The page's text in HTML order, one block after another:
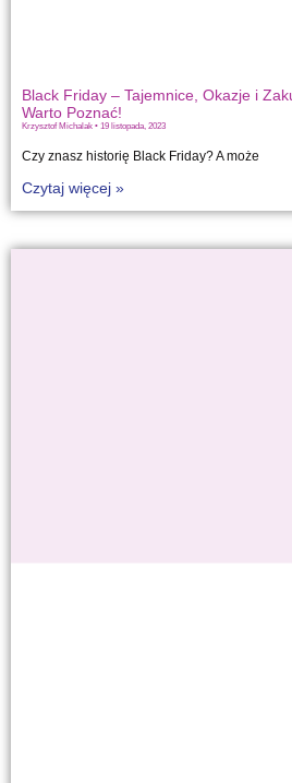
Black Friday – Tajemnice, Okazje i
Warto Poznać!
Krzysztof Michalak 19 listopada, 2023
Czy znasz historię Black Friday? A może
Czytaj więcej »